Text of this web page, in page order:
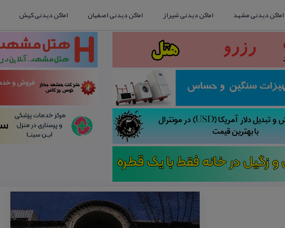
اماکن دیدنی مشهد اماکن دیدنی شیراز اماکن دیدنی اصفهان اماکن دیدنی کیش